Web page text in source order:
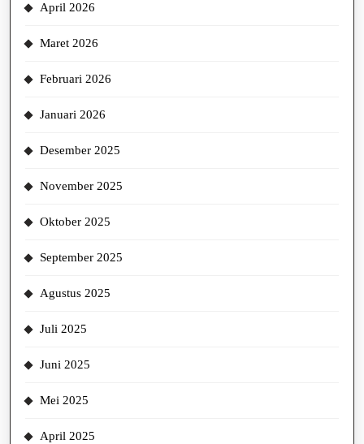
April 2026
Maret 2026
Februari 2026
Januari 2026
Desember 2025
November 2025
Oktober 2025
September 2025
Agustus 2025
Juli 2025
Juni 2025
Mei 2025
April 2025